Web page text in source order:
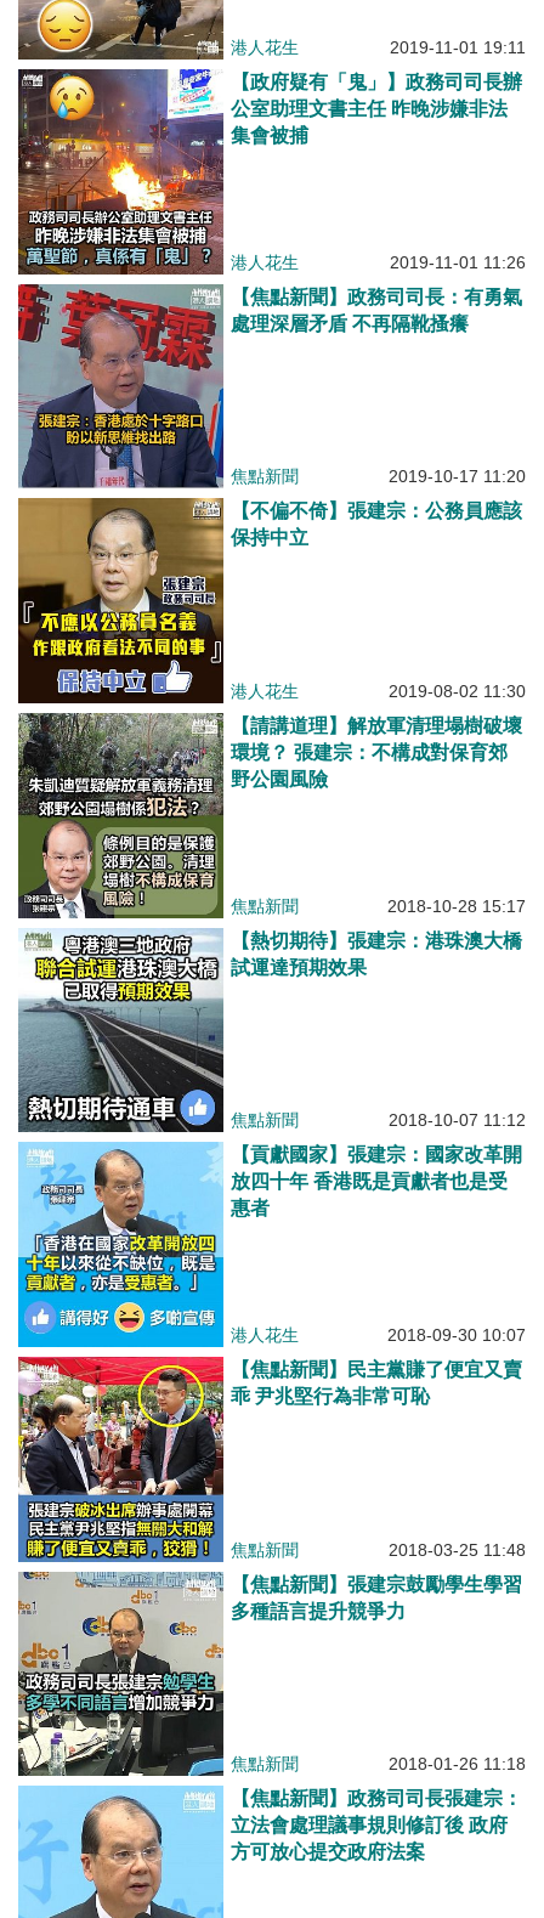
港人花生 2019-11-01 19:11
【政府疑有「鬼」】政務司司長辦
公室助理文書主任 昨晚涉嫌非法
集會被捕
港人花生 2019-11-01 11:26
【焦點新聞】政務司司長：有勇氣
處理深層矛盾 不再隔靴搔癢
焦點新聞 2019-10-17 11:20
【不偏不倚】張建宗：公務員應該
保持中立
港人花生 2019-08-02 11:30
【請講道理】解放軍清理塌樹破壞
環境？ 張建宗：不構成對保育郊
野公園風險
焦點新聞 2018-10-28 15:17
【熱切期待】張建宗：港珠澳大橋
試運達預期效果
焦點新聞 2018-10-07 11:12
【貢獻國家】張建宗：國家改革開
放四十年 香港既是貢獻者也是受
惠者
港人花生 2018-09-30 10:07
【焦點新聞】民主黨賺了便宜又賣
乖 尹兆堅行為非常可恥
焦點新聞 2018-03-25 11:48
【焦點新聞】張建宗鼓勵學生學習
多種語言提升競爭力
焦點新聞 2018-01-26 11:18
【焦點新聞】政務司司長張建宗：
立法會處理議事規則修訂後 政府
方可放心提交政府法案